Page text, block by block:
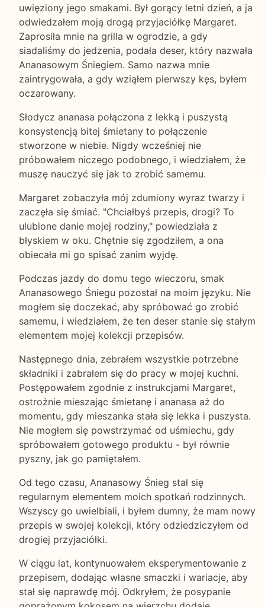
uwięziony jego smakami. Był gorący letni dzień, a ja
odwiedzałem moją drogą przyjaciółkę Margaret.
Zaprosiła mnie na grilla w ogrodzie, a gdy
siadaliśmy do jedzenia, podała deser, który nazwała
Ananasowym Śniegiem. Samo nazwa mnie
zaintrygowała, a gdy wziąłem pierwszy kęs, byłem
oczarowany.
Słodycz ananasa połączona z lekką i puszystą
konsystencją bitej śmietany to połączenie
stworzone w niebie. Nigdy wcześniej nie
próbowałem niczego podobnego, i wiedziałem, że
muszę nauczyć się jak to zrobić samemu.
Margaret zobaczyła mój zdumiony wyraz twarzy i
zaczęła się śmiać. "Chciałbyś przepis, drogi? To
ulubione danie mojej rodziny," powiedziała z
błyskiem w oku. Chętnie się zgodziłem, a ona
obiecała mi go spisać zanim wyjdę.
Podczas jazdy do domu tego wieczoru, smak
Ananasowego Śniegu pozostał na moim języku. Nie
mogłem się doczekać, aby spróbować go zrobić
samemu, i wiedziałem, że ten deser stanie się stałym
elementem mojej kolekcji przepisów.
Następnego dnia, zebrałem wszystkie potrzebne
składniki i zabrałem się do pracy w mojej kuchni.
Postępowałem zgodnie z instrukcjami Margaret,
ostrożnie mieszając śmietanę i ananasa aż do
momentu, gdy mieszanka stała się lekka i puszysta.
Nie mogłem się powstrzymać od uśmiechu, gdy
spróbowałem gotowego produktu - był równie
pyszny, jak go pamiętałem.
Od tego czasu, Ananasowy Śnieg stał się
regularnym elementem moich spotkań rodzinnych.
Wszyscy go uwielbiali, i byłem dumny, że mam nowy
przepis w swojej kolekcji, który odziedziczyłem od
drogiej przyjaciółki.
W ciągu lat, kontynuowałem eksperymentowanie z
przepisem, dodając własne smaczki i wariacje, aby
stał się naprawdę mój. Odkryłem, że posypanie